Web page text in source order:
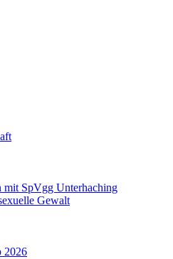
mit SpVgg Unterhaching
Gewalt
2026